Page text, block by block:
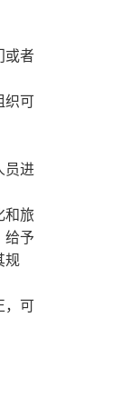
或者
织可
员进
和旅
给予
规
，可